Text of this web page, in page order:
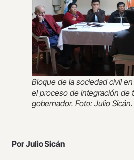
Bloque de la sociedad civil
el proceso de integración de
gobernador. Foto: Julio Sicán.
Por Julio Sicán